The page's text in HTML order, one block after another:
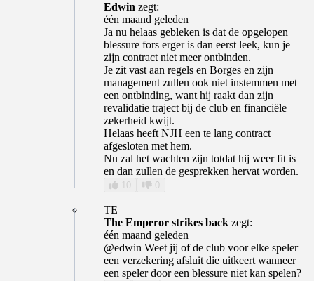
Edwin zegt:
één maand geleden
Ja nu helaas gebleken is dat de opgelopen
blessure fors erger is dan eerst leek, kun je
zijn contract niet meer ontbinden.
Je zit vast aan regels en Borges en zijn
management zullen ook niet instemmen met
een ontbinding, want hij raakt dan zijn
revalidatie traject bij de club en financiële
zekerheid kwijt.
Helaas heeft NJH een te lang contract
afgesloten met hem.
Nu zal het wachten zijn totdat hij weer fit is
en dan zullen de gesprekken hervat worden.
10 0
TE
The Emperor strikes back zegt:
één maand geleden
@edwin Weet jij of de club voor elke speler
een verzekering afsluit die uitkeert wanneer
een speler door een blessure niet kan spelen?